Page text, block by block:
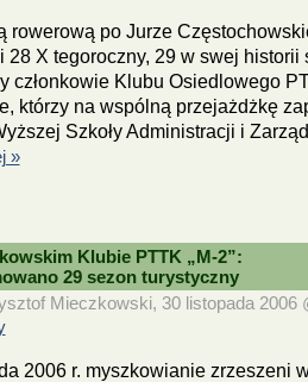
rowerową po Jurze
28 X tegoroczny, 29 w swej historii
członkowie Klubu Osiedlowego
którzy na wspólną przejażdżkę
Szkoły Administracji i
»
Klubie PTTK „M-2”:
29 sezon turystyczny
Mieczkowski, 30 listopada 2006
2006 r. myszkowianie zrzeszeni